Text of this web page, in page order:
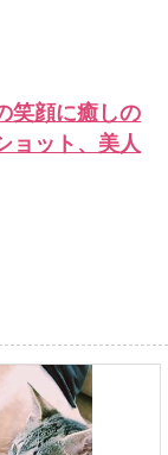
笑顔に癒しの
ョット、美人